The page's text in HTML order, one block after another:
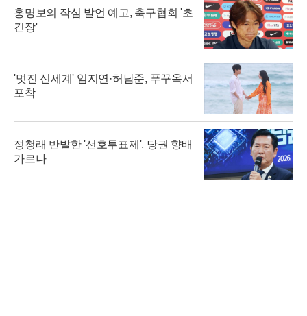
홍명보의 작심 발언 예고, 축구협회 '초
긴장'
'멋진 신세계' 임지연·허남준, 푸꾸옥서
포착
정청래 반발한 '선호투표제', 당권 향배
가르나